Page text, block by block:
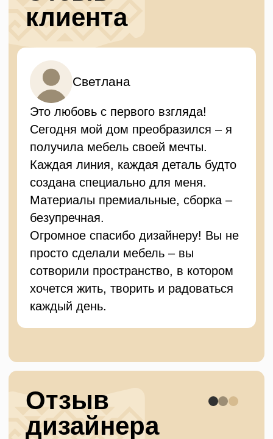
Отзыв
дизайнера
интерьера
Сергей Петров
Работа с компанией «Турат» по
проекту частного дома с
потолками оставила самые
положительные впечатления!
Команда проявила высокий
профессионализм и внимательность
к деталям — благодаря этому
удалось успешно реализовать
сохранить эстетику интерьера.
Отдельно отмечу оперативность в
решении возникающих вопросов и
готовность идти навстречу
пожеланиям клиента. Атмосфера
сотрудничества была тёплой и
продуктивной, а результат
превзошёл ожидания.
«Турат» как надёжного партнёра для
проектов любой сложности.